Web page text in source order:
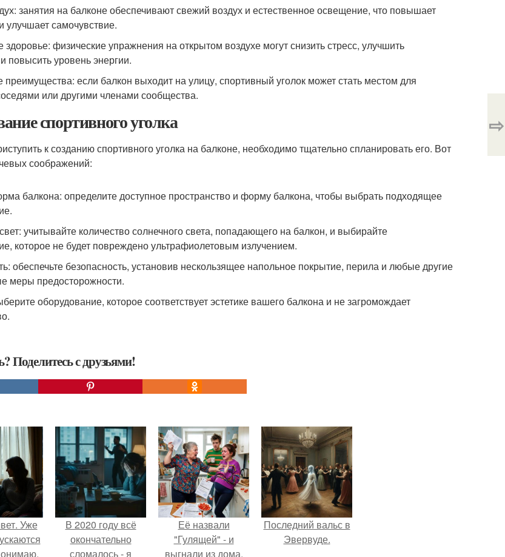
занятия на балконе обеспечивают свежий воздух и естественное освещение, что повышает
улучшает самочувствие.
здоровье: физические упражнения на открытом воздухе могут снизить стресс, улучшить
повысить уровень энергии.
если балкон выходит на улицу, спортивный уголок может стать местом для
или другими членами сообщества.
спортивного уголка
к созданию спортивного уголка на балконе, необходимо тщательно спланировать его. Вот
соображений:
балкона: определите доступное пространство и форму балкона, чтобы выбрать подходящее
учитывайте количество солнечного света, попадающего на балкон, и выбирайте
которое не будет повреждено ультрафиолетовым излучением.
обеспечьте безопасность, установив нескользящее напольное покрытие, перила и любые другие
меры предосторожности.
оборудование, которое соответствует эстетике вашего балкона и не загромождает
Поделитесь с друзьями!
⇨
Уже
В 2020 году всё
окончательно
сломалось - я
Её назвали
"Гулящей" - и
выгнали из дома.
Последний вальс в
Эвервуде.